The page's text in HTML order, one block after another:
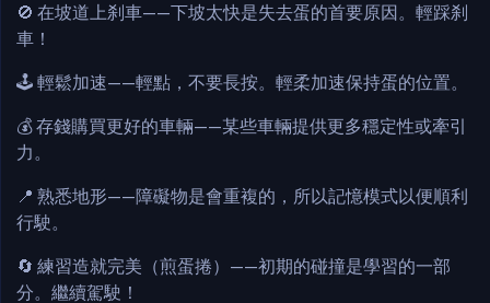
🚫 在坡道上刹車——下坡太快是失去蛋的首要原因。輕踩刹
車！
🕹️ 輕鬆加速——輕點，不要長按。輕柔加速保持蛋的位置。
💰 存錢購買更好的車輛——某些車輛提供更多穩定性或牽引
力。
📍 熟悉地形——障礙物是會重複的，所以記憶模式以便順利
行駛。
🔄 練習造就完美（煎蛋捲）——初期的碰撞是學習的一部
分。繼續駕駛！